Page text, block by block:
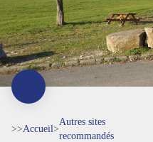
>>Accueil>
Autres sites
recommandés